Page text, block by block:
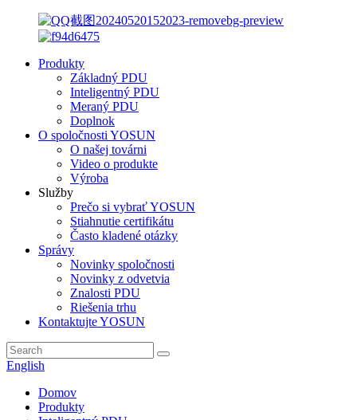
Produkty
Základný PDU
Inteligentný PDU
Meraný PDU
Doplnok
O spoločnosti YOSUN
O našej továrni
Video o produkte
Výroba
Služby
Prečo si vybrať YOSUN
Stiahnutie certifikátu
Často kladené otázky
Správy
Novinky spoločnosti
Novinky z odvetvia
Znalosti PDU
Riešenia trhu
Kontaktujte YOSUN
English
Domov
Produkty